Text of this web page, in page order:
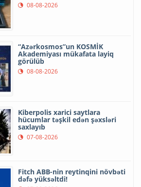
08-08-2026
“Azərkosmos”un KOSMİK
Akademiyası mükafata layiq
görülüb
08-08-2026
Kiberpolis xarici saytlara
hücumlar təşkil edən şəxsləri
saxlayıb
07-08-2026
Fitch ABB-nin reytinqini növbəti
dəfə yüksəltdi!